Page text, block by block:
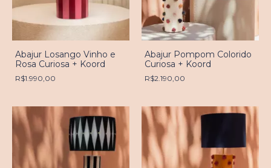
Abajur Losango Vinho e
Rosa Curiosa + Koord
R$1.990,00
Abajur Pompom Colorido
Curiosa + Koord
R$2.190,00